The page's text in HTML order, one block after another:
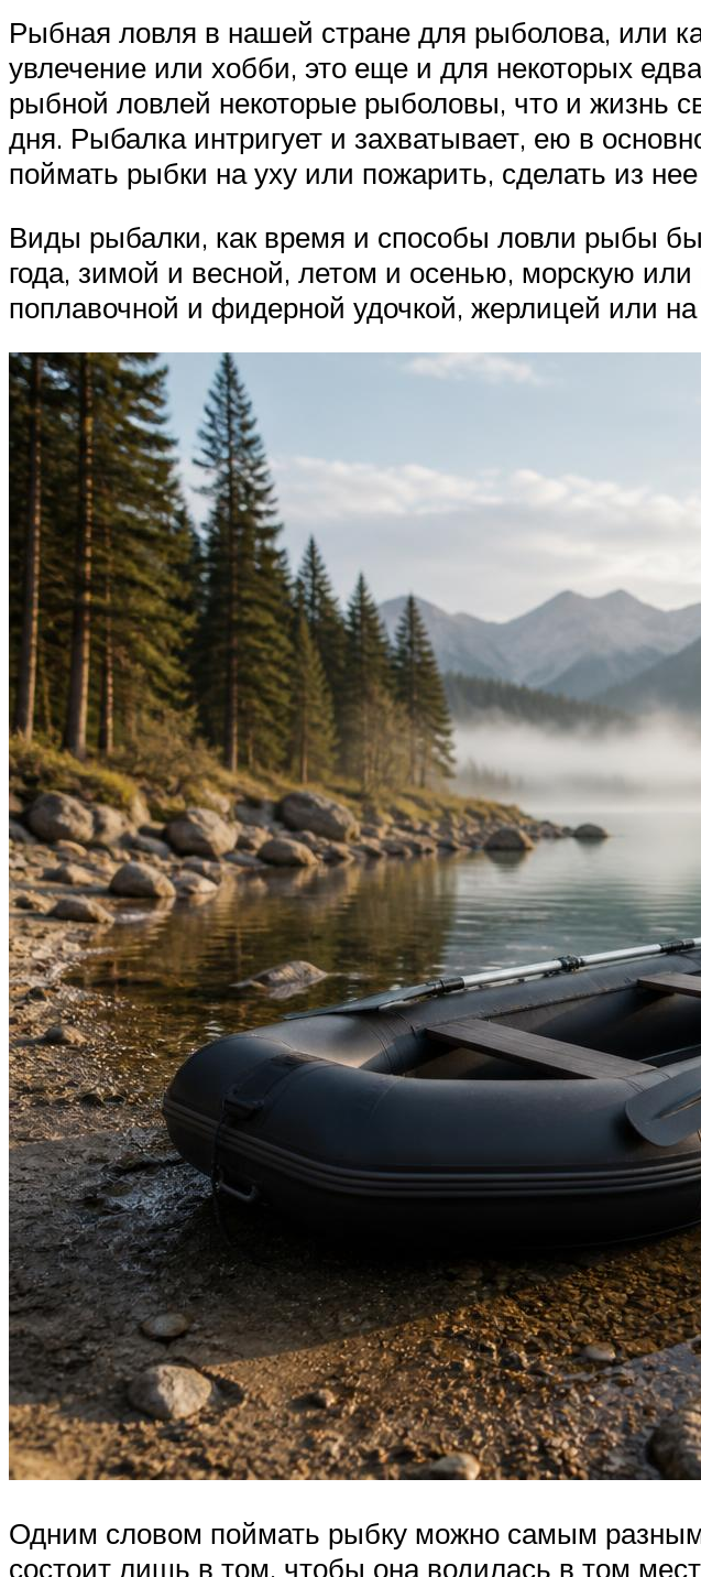
Рыбная ловля в нашей стране для рыболова, или
увлечение или хобби, это еще и для некоторых
рыбной ловлей некоторые рыболовы, что и жизнь
дня. Рыбалка интригует и захватывает, ею в
поймать рыбки на уху или пожарить, сделать из
Виды рыбалки, как время и способы ловли рыбы
года, зимой и весной, летом и осенью, морскую
поплавочной и фидерной удочкой, жерлицей или
Одним словом поймать рыбку можно самым разным
состоит лишь в том, чтобы она водилась в том